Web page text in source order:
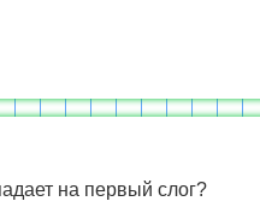
на первый слог?